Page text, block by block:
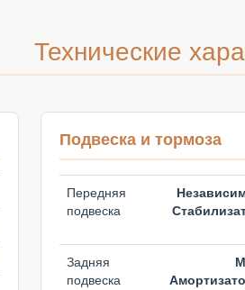
Технические
Подвеска и тормоза
Передняя
подвеска
Задняя
подвеска